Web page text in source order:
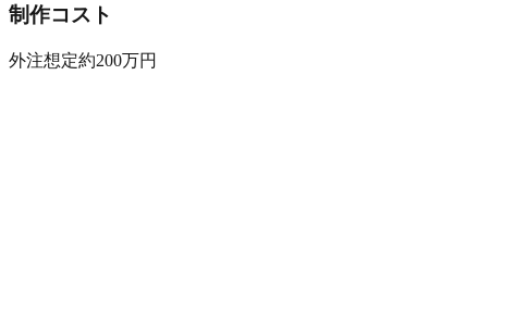
制作コスト
外注想定約200万円